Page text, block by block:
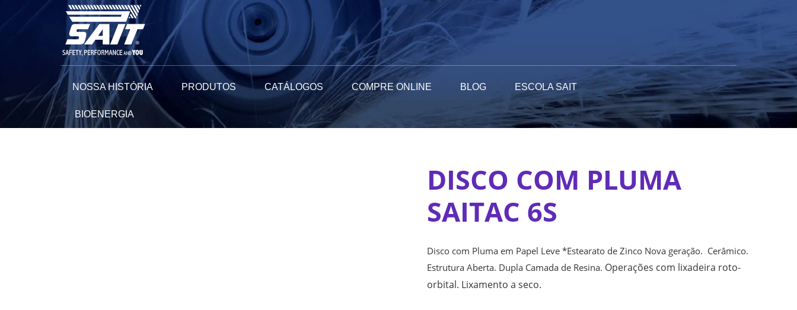
NOSSA HISTÓRIA PRODUTOS CATÁLOGOS COMPRE ONLINE BLOG ESCOLA SAIT
BIOENERGIA
DISCO COM PLUMA
SAITAC 6S
Disco com Pluma em Papel Leve *Estearato de Zinco Nova geração. Cerâmico.
Estrutura Aberta. Dupla Camada de Resina. Operações com lixadeira roto-
orbital. Lixamento a seco.